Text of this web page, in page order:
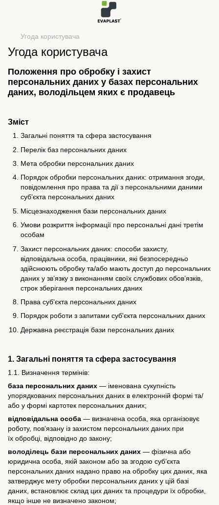
Угода користувача
Угода користувача
Положення про обробку і захист
персональних даних у базах персональних
даних, володільцем яких є продавець
Зміст
Загальні поняття та сфера застосування
Перелік баз персональних даних
Мета обробки персональних даних
Порядок обробки персональних даних: отримання згоди,
повідомлення про права та дії з персональними даними
суб’єкта персональних даних
Місцезнаходження бази персональних даних
Умови розкриття інформації про персональні дані третім
особам
Захист персональних даних: способи захисту,
відповідальна особа, працівники, які безпосередньо
здійснюють обробку та/або мають доступ до персональних
даних у зв’язку з виконанням своїх службових обов’язків,
строк зберігання персональних даних
Права суб’єкта персональних даних
Порядок роботи з запитами суб'єкта персональних даних
Державна реєстрація бази персональних даних
1. Загальні поняття та сфера застосування
1.1. Визначення термінів:
база персональних даних — іменована сукупність
упорядкованих персональних даних в електронній формі та/
або у формі картотек персональних даних;
відповідальна особа — визначена особа, яка організовує
роботу, пов’язану із захистом персональних даних при
їх обробці, відповідно до закону;
володілець бази персональних даних — фізична або
юридична особа, якій законом або за згодою суб’єкта
персональних даних надано право на обробку цих даних, яка
затверджує мету обробки персональних даних у цій базі
даних, встановлює склад цих даних та процедури їх обробки,
якщо інше не визначено законом;